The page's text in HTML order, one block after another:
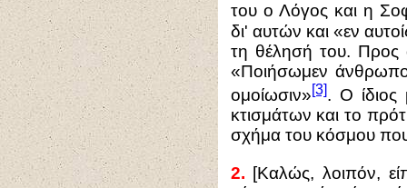
του ο Λόγος και η
δι' αυτών και «εν
τη θέλησή του. Προς
«Ποιήσωμεν
ομοίωσιν»[3]. Ο ίδιος
κτισμάτων και το
σχήμα του κόσμου
2. [Καλώς, λοιπόν,